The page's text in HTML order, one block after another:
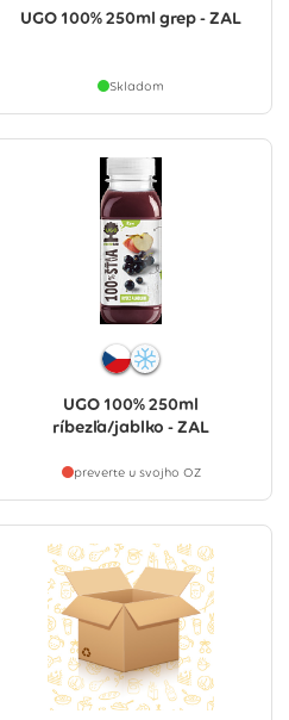
UGO 100% 250ml grep - ZAL
Skladom
UGO 100% 250ml
ríbezľa/jablko - ZAL
preverte u svojho OZ